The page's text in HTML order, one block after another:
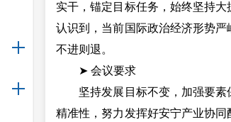
实干，锚定目标任务，始终坚持
认识到，当前国际政治经济形势
不进则退。
➤ 会议要求
坚持发展目标不变，加强要素
精准性，努力发挥好安宁产业协